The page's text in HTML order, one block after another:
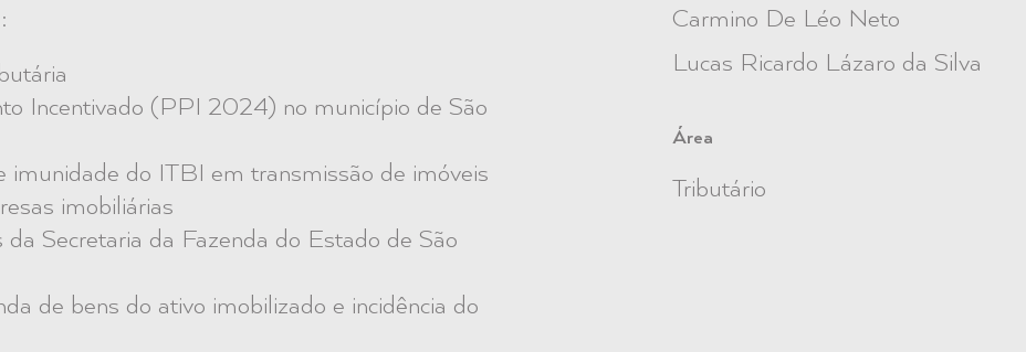
Incentivado (PPI 2024) no município de São
imunidade do ITBI em transmissão de imóveis
imobiliárias
Secretaria da Fazenda do Estado de São
de bens do ativo imobilizado e incidência do
Carmino De Léo Neto
Lucas Ricardo Lázaro da Silva
Área
Tributário